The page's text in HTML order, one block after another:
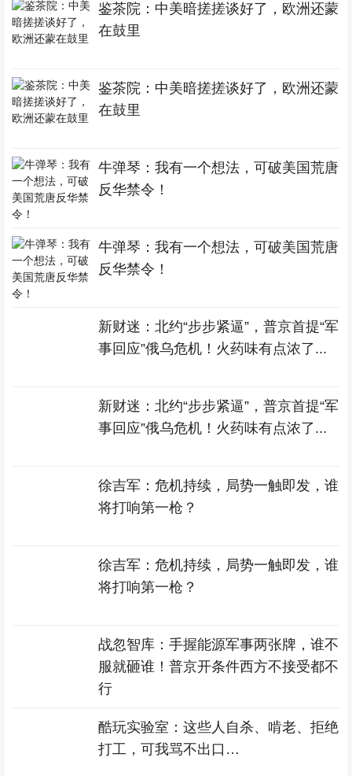
鉴茶院：中美暗搓搓谈好了，欧洲还蒙
在鼓里
鉴茶院：中美暗搓搓谈好了，欧洲还蒙
在鼓里
牛弹琴：我有一个想法，可破美国荒唐
反华禁令！
牛弹琴：我有一个想法，可破美国荒唐
反华禁令！
新财迷：北约“步步紧逼”，普京首提“军
事回应”俄乌危机！火药味有点浓了...
新财迷：北约“步步紧逼”，普京首提“军
事回应”俄乌危机！火药味有点浓了...
徐吉军：危机持续，局势一触即发，谁
将打响第一枪？
徐吉军：危机持续，局势一触即发，谁
将打响第一枪？
战忽智库：手握能源军事两张牌，谁不
服就砸谁！普京开条件西方不接受都不
行
酷玩实验室：这些人自杀、啃老、拒绝
打工，可我骂不出口…